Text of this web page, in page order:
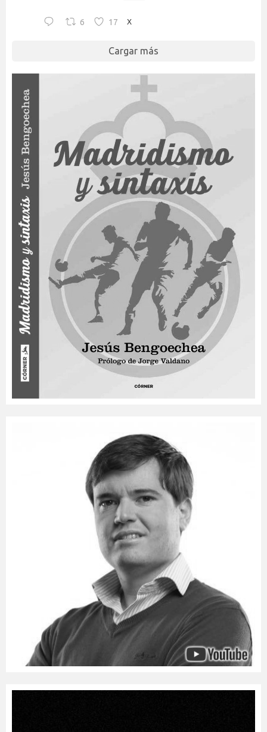
6 17 X
Cargar más